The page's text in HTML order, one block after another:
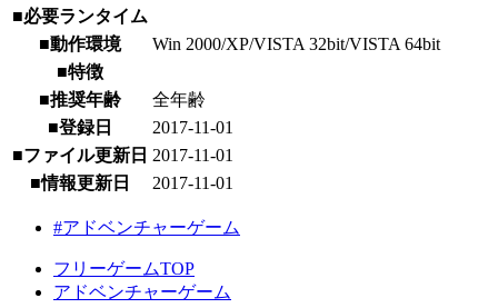
■必要ランタイム
■動作環境
Win 2000/XP/VISTA 32bit/VISTA 64bit
■特徴
■推奨年齢
全年齢
■登録日
2017-11-01
■ファイル更新日 2017-11-01
■情報更新日
2017-11-01
#アドベンチャーゲーム
フリーゲームTOP
アドベンチャーゲーム